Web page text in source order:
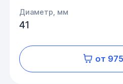
Диаметр, мм
41
от